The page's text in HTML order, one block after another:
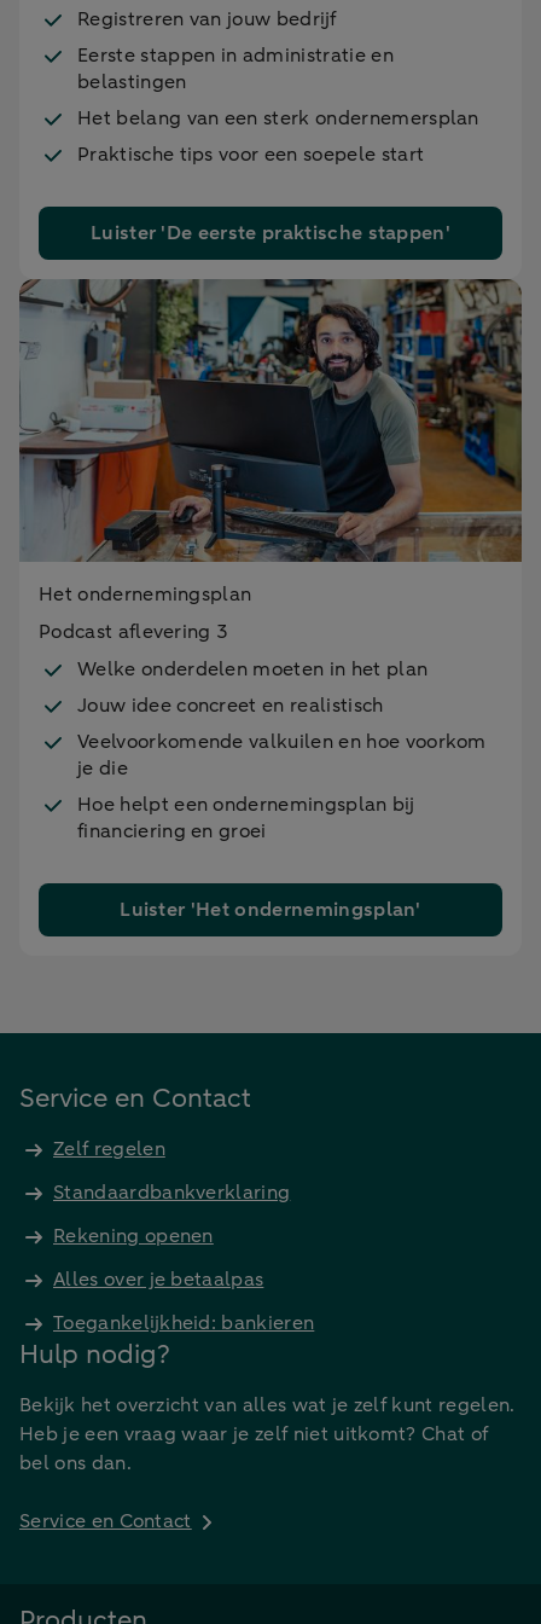
Registreren van jouw bedrijf
Eerste stappen in administratie en
belastingen
Het belang van een sterk ondernemersplan
Praktische tips voor een soepele start
Luister 'De eerste praktische stappen'
Het ondernemingsplan
Podcast aflevering 3
Welke onderdelen moeten in het plan
Jouw idee concreet en realistisch
Veelvoorkomende valkuilen en hoe voorkom
je die
Hoe helpt een ondernemingsplan bij
financiering en groei
Luister 'Het ondernemingsplan'
Service en Contact
Zelf regelen
Standaardbankverklaring
Rekening openen
Alles over je betaalpas
Toegankelijkheid: bankieren
Hulp nodig?
Bekijk het overzicht van alles wat je zelf kunt regelen.
Heb je een vraag waar je zelf niet uitkomt? Chat of
bel ons dan.
Service en Contact